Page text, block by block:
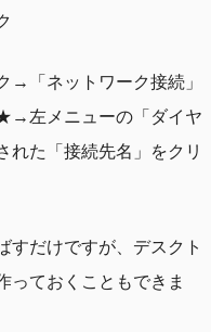
→「ネットワーク接続」
左メニューの「ダイヤ
た「接続先名」をクリ
だけですが、デスクト
っておくこともできま